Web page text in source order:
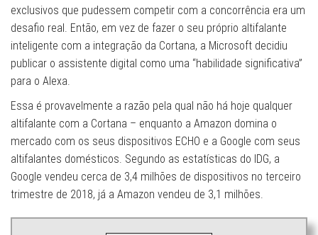
exclusivos que pudessem competir com a concorrência era um
desafio real. Então, em vez de fazer o seu próprio altifalante
inteligente com a integração da Cortana, a Microsoft decidiu
publicar o assistente digital como uma “habilidade significativa”
para o Alexa.
Essa é provavelmente a razão pela qual não há hoje qualquer
altifalante com a Cortana – enquanto a Amazon domina o
mercado com os seus dispositivos ECHO e a Google com seus
altifalantes domésticos. Segundo as estatísticas do IDG, a
Google vendeu cerca de 3,4 milhões de dispositivos no terceiro
trimestre de 2018, já a Amazon vendeu de 3,1 milhões.